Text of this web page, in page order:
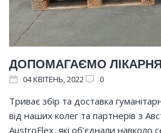
ДОПОМАГАЄМО
04КВІТЕНЬ , 2022 0
Триває збір та доставка
від наших колег та партнерів з
AustroFlex, які об’єднали